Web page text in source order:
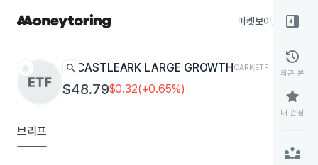
마켓보이스
star search CASTLEARK LARGE GROWTHCARKETF
$48.79$0.32(+0.65%)
브리프
right_panel_open
history
최근 본
star
내 관심
partner_exchange